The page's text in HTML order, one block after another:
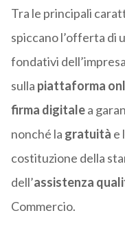
Tra le principali
spiccano l’offerta di
fondativi
sulla piattaforma
firma digitalea
nonché la gratuità e
costituzione della
dell’assistenza
Commercio.